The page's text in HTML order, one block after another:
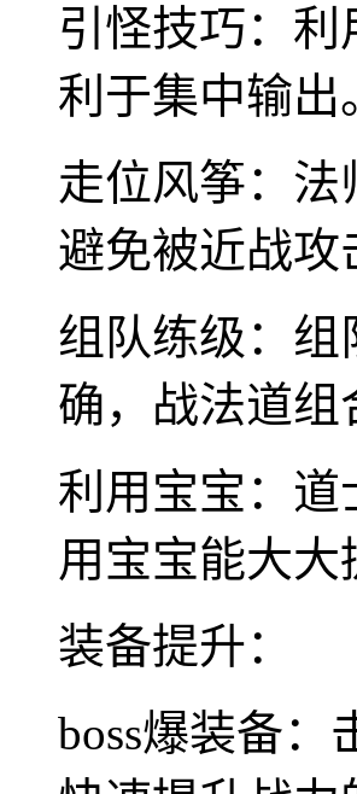
引怪技巧：
利于集中输出
走位风筝：
避免被近战攻
组队练级：
确，战法道
利用宝宝：
用宝宝能大
装备提升：
boss爆装备：